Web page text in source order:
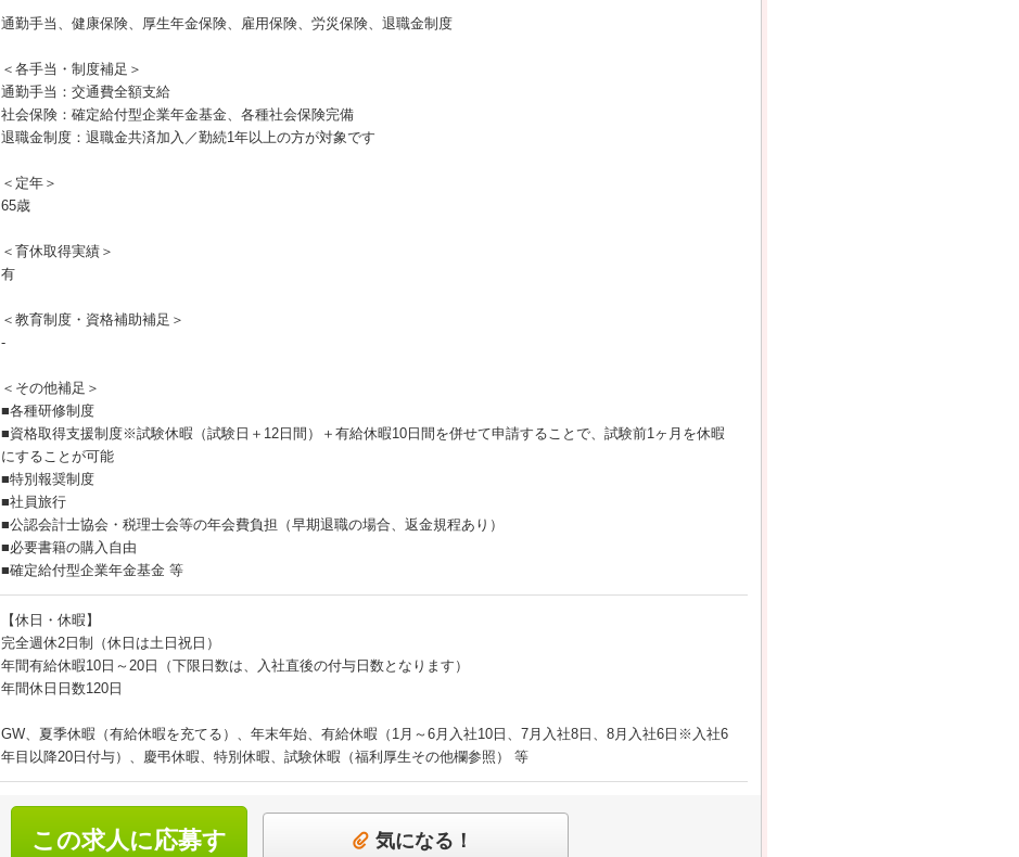
通勤手当、健康保険、厚生年金保険、雇用保険、労災保険、退職金制度
＜各手当・制度補足＞
通勤手当：交通費全額支給
社会保険：確定給付型企業年金基金、各種社会保険完備
退職金制度：退職金共済加入／勤続1年以上の方が対象です
＜定年＞
65歳
＜育休取得実績＞
有
＜教育制度・資格補助補足＞
-
＜その他補足＞
■各種研修制度
■資格取得支援制度※試験休暇（試験日＋12日間）＋有給休暇10日間を併せて申請することで、試験前1ヶ月を休暇
にすることが可能
■特別報奨制度
■社員旅行
■公認会計士協会・税理士会等の年会費負担（早期退職の場合、返金規程あり）
■必要書籍の購入自由
■確定給付型企業年金基金 等
【休日・休暇】
完全週休2日制（休日は土日祝日）
年間有給休暇10日～20日（下限日数は、入社直後の付与日数となります）
年間休日日数120日
GW、夏季休暇（有給休暇を充てる）、年末年始、有給休暇（1月～6月入社10日、7月入社8日、8月入社6日※入社6
年目以降20日付与）、慶弔休暇、特別休暇、試験休暇（福利厚生その他欄参照） 等
この求人に応募す 気になる！